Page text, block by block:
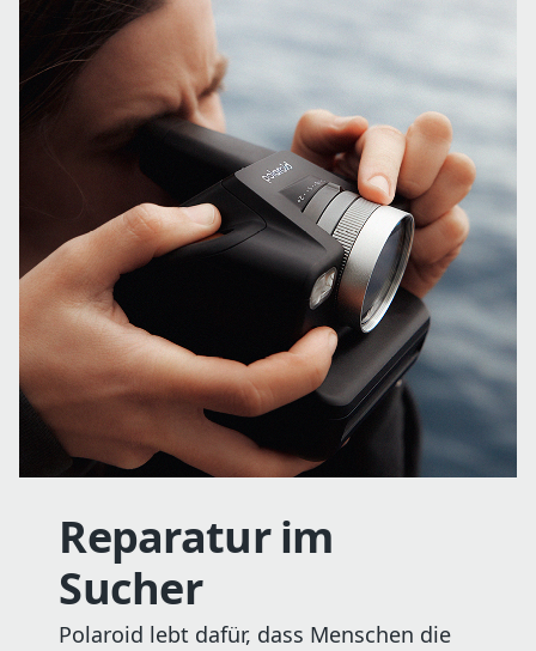
Reparatur im
Sucher
Polaroid lebt dafür, dass Menschen die